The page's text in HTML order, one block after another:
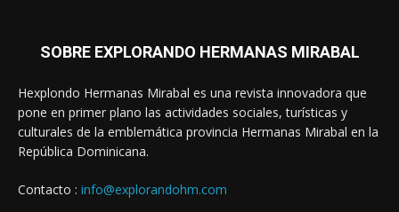
SOBRE EXPLORANDO HERMANAS MIRABAL
Hexplondo Hermanas Mirabal es una revista innovadora que
pone en primer plano las actividades sociales, turísticas y
culturales de la emblemática provincia Hermanas Mirabal en la
República Dominicana.
Contacto : info@explorandohm.com